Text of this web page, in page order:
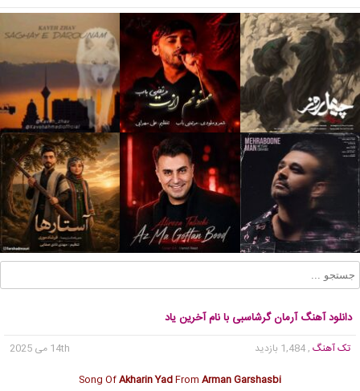
دانلود آهنگ آرمان گرشاسبی با نام آخرین یاد
تک آهنگ , 1,484 بازدید
14th می 2025
Song OfAkharin YadFrom Arman Garshasbi